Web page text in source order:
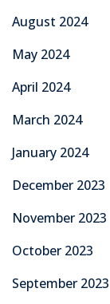
August 2024
May 2024
April 2024
March 2024
January 2024
December 2023
November 2023
October 2023
September 2023